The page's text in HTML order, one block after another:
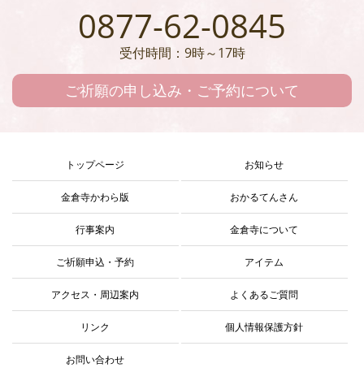
0877-62-0845
受付時間：9時～17時
ご祈願の申し込み・ご予約について
トップページ お知らせ
金倉寺かわら版 おかるてんさん
行事案内 金倉寺について
ご祈願申込・予約 アイテム
アクセス・周辺案内 よくあるご質問
リンク 個人情報保護方針
お問い合わせ